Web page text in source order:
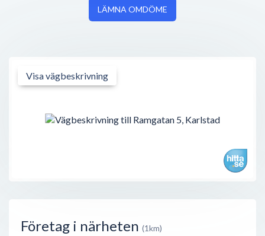
LÄMNA OMDÖME
Visa vägbeskrivning
Företag i närheten (1km)